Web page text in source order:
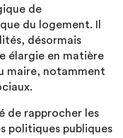
de
du logement. Il
désormais
élargie en matière
maire, notamment
de rapprocher les
politiques publiques